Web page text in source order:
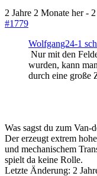
2 Jahre 2 Monate her-
#1779
Wolfgang24-1
Nur mit den
wurden, kann
durch eine große
Was sagst du zum Van-
Der erzeugt extrem
und mechanischem
spielt da keine Rolle.
Letzte Änderung: 2